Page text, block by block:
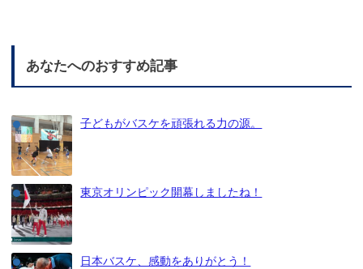
あなたへのおすすめ記事
子どもがバスケを頑張れる力の源。
東京オリンピック開幕しましたね！
日本バスケ、感動をありがとう！